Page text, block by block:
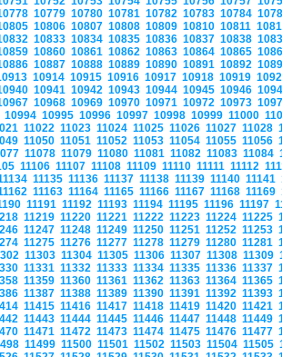
10779 10780 10781 10782 10783 10784
10806 10807 10808 10809 10810 10811
10833 10834 10835 10836 10837 10838
10860 10861 10862 10863 10864 10865
10887 10888 10889 10890 10891 10892
10914 10915 10916 10917 10918 10919
10941 10942 10943 10944 10945 10946
10968 10969 10970 10971 10972 10973
10994 10995 10996 10997 10998 10999 11000
11022 11023 11024 11025 11026 11027 11028
11050 11051 11052 11053 11054 11055 11056
11078 11079 11080 11081 11082 11083 11084
11106 11107 11108 11109 11110 11111 11112
11135 11136 11137 11138 11139 11140 11141
11163 11164 11165 11166 11167 11168 11169
11191 11192 11193 11194 11195 11196 11197
11219 11220 11221 11222 11223 11224 11225
11247 11248 11249 11250 11251 11252 11253
11275 11276 11277 11278 11279 11280 11281
11303 11304 11305 11306 11307 11308 11309
11331 11332 11333 11334 11335 11336 11337
11359 11360 11361 11362 11363 11364 11365
11387 11388 11389 11390 11391 11392 11393
11415 11416 11417 11418 11419 11420 11421
11443 11444 11445 11446 11447 11448 11449
11471 11472 11473 11474 11475 11476 11477
11499 11500 11501 11502 11503 11504 11505